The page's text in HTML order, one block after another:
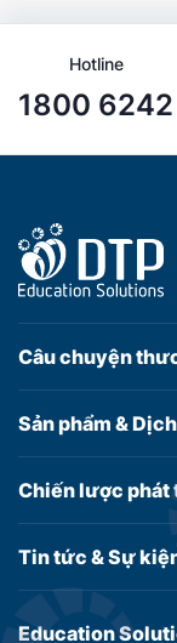
Hotline
1800 6242
Education
Câu chuyện
Sản phẩm &
Chiến lược phát
Tin tức &Sự